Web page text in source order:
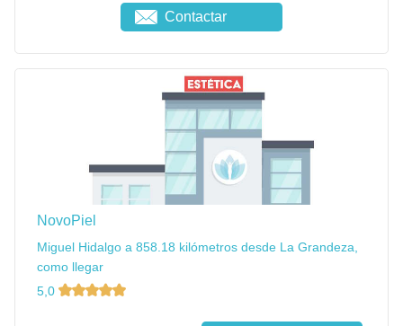
Contactar
NovoPiel
Miguel Hidalgo a 858.18 kilómetros desde La Grandeza,
como llegar
5,0